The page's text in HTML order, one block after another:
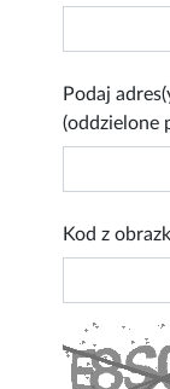
Podaj
(oddzielone
Kod z